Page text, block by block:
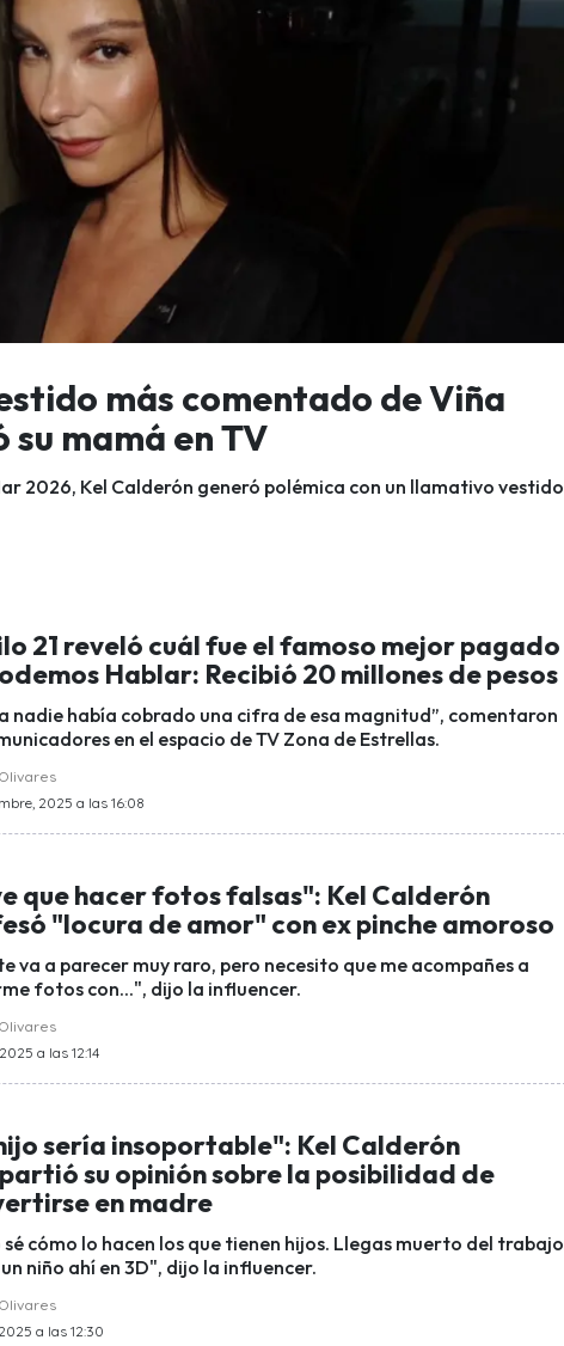
más comentado de Viña
mamá en TV
2026, Kel Calderón generó polémica con un llamativo vestido
21 reveló cuál fue el famoso mejor pagado
Hablar: Recibió 20 millones de pesos
nadie había cobrado una cifra de esa magnitud”, comentaron
en el espacio de TV Zona de Estrellas.
2025 a las 16:08
que hacer fotos falsas": Kel Calderón
"locura de amor" con ex pinche amoroso
va a parecer muy raro, pero necesito que me acompañes a
fotos con...", dijo la influencer.
a las 12:14
sería insoportable": Kel Calderón
su opinión sobre la posibilidad de
en madre
sé cómo lo hacen los que tienen hijos. Llegas muerto del trabajo
niño ahí en 3D", dijo la influencer.
a las 12:30